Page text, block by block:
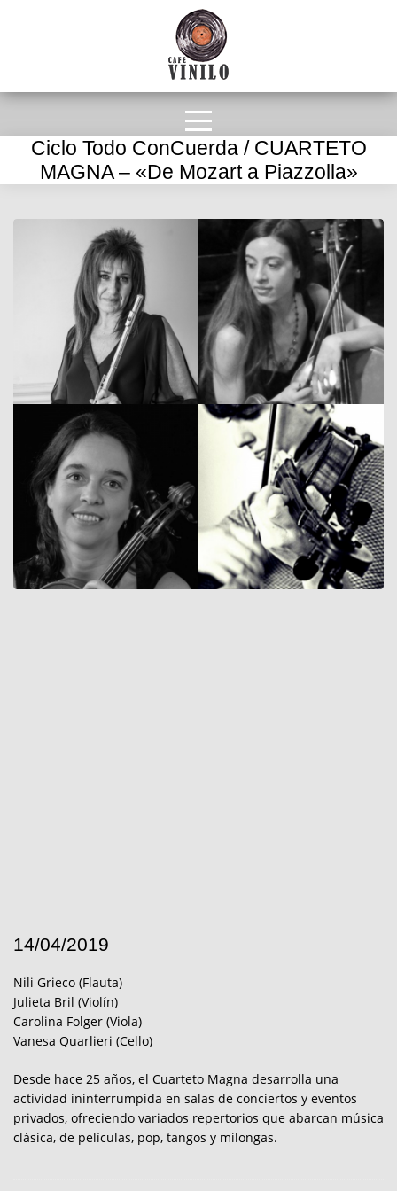
Ciclo Todo ConCuerda / CUARTETO
MAGNA – «De Mozart a Piazzolla»
14/04/2019
Nili Grieco (Flauta)
Julieta Bril (Violín)
Carolina Folger (Viola)
Vanesa Quarlieri (Cello)
Desde hace 25 años, el Cuarteto Magna desarrolla una
actividad ininterrumpida en salas de conciertos y eventos
privados, ofreciendo variados repertorios que abarcan música
clásica, de películas, pop, tangos y milongas.